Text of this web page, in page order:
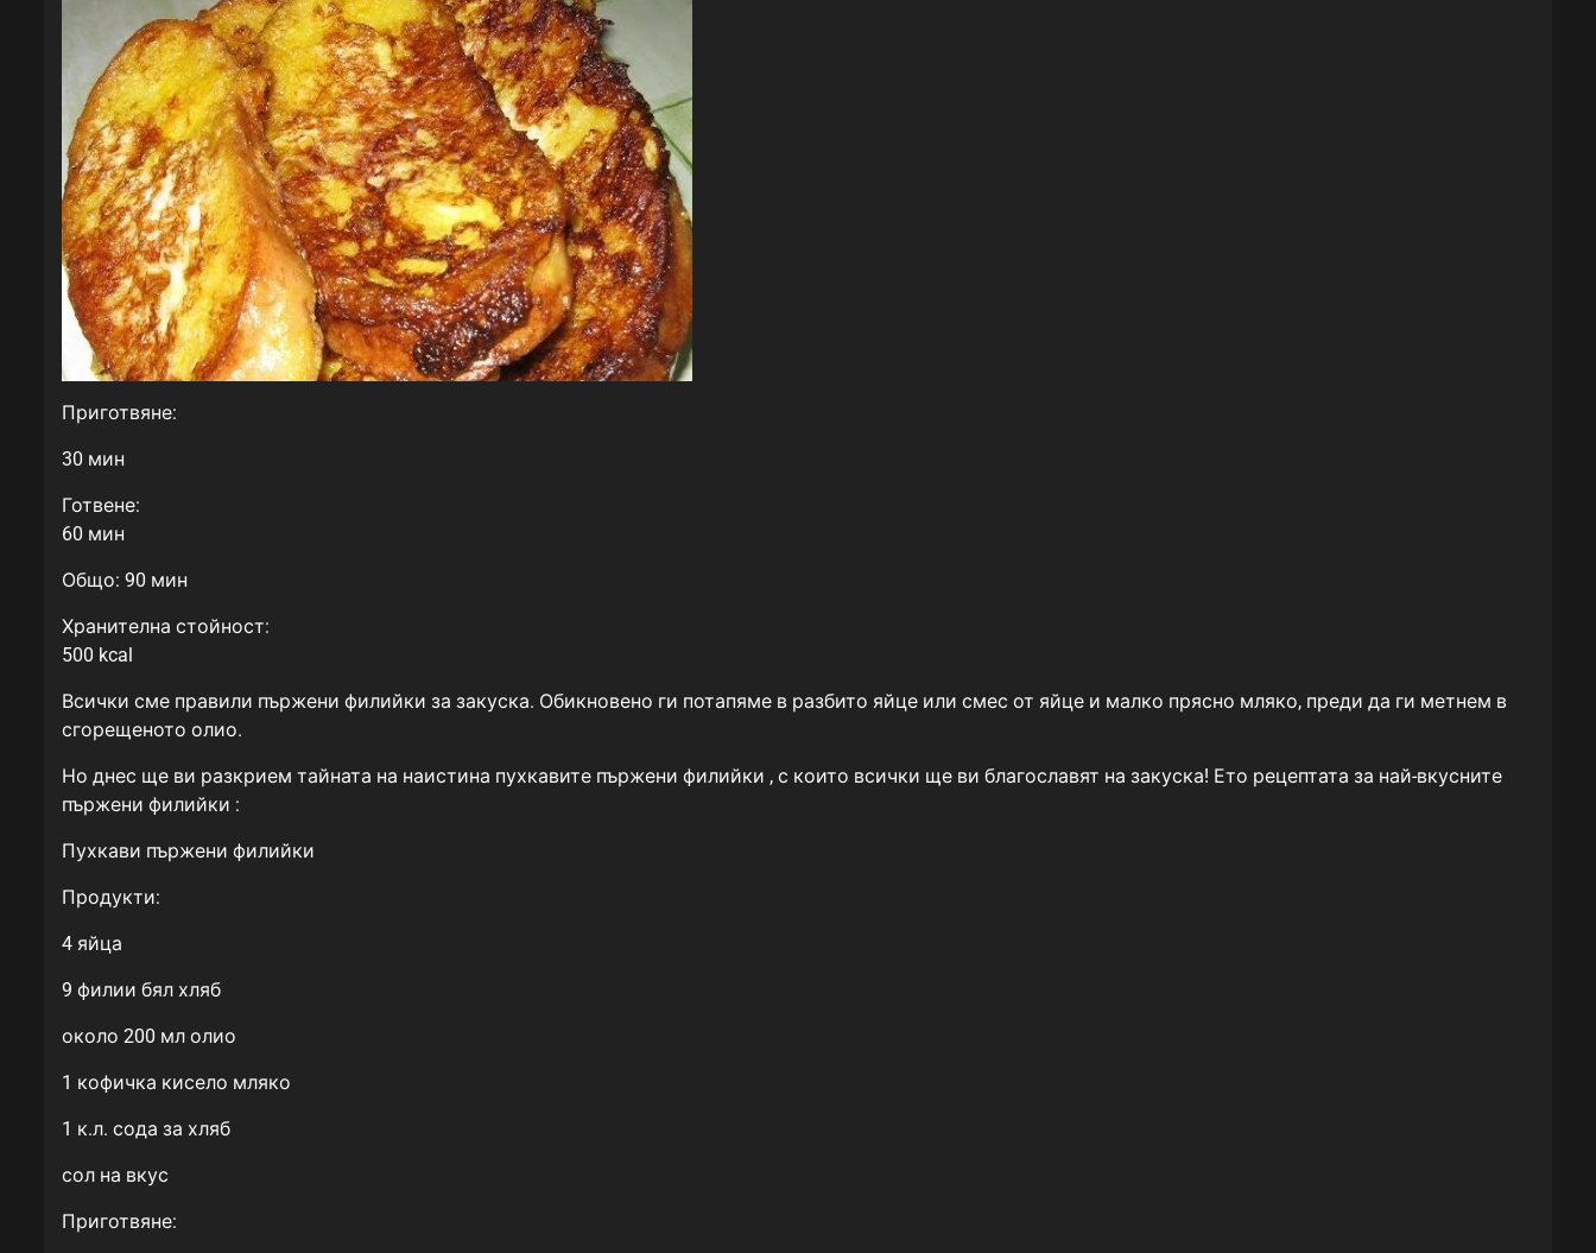
Приготвяне:
30 мин
Готвене:
60 мин
Общо: 90 мин
Хранителна стойност:
500 kcal
Всички сме правили пържени филийки за закуска. Обикновено ги потапяме в разбито яйце или смес от яйце и малко прясно мляко, преди да ги метнем в
сгорещеното олио.
Но днес ще ви разкрием тайната на наистина пухкавите пържени филийки , с които всички ще ви благославят на закуска! Ето рецептата за най-вкусните
пържени филийки :
Пухкави пържени филийки
Продукти:
4 яйца
9 филии бял хляб
около 200 мл олио
1 кофичка кисело мляко
1 к.л. сода за хляб
сол на вкус
Приготвяне: